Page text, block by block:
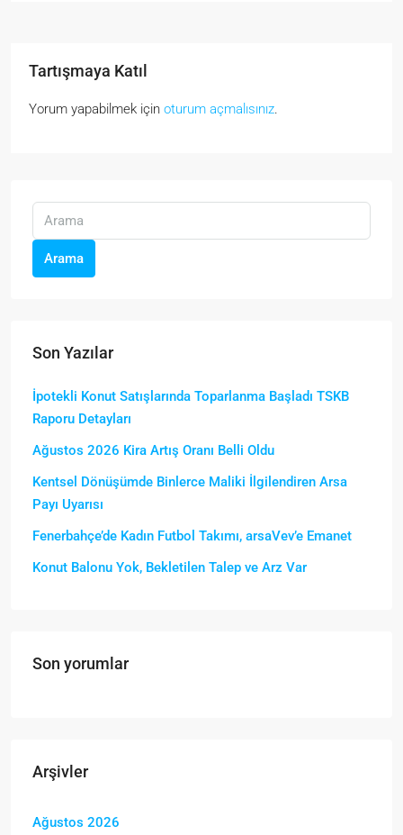
Tartışmaya Katıl
Yorum yapabilmek için oturum açmalısınız.
Arama
Son Yazılar
İpotekli Konut Satışlarında Toparlanma Başladı TSKB
Raporu Detayları
Ağustos 2026 Kira Artış Oranı Belli Oldu
Kentsel Dönüşümde Binlerce Maliki İlgilendiren Arsa
Payı Uyarısı
Fenerbahçe’de Kadın Futbol Takımı, arsaVev’e Emanet
Konut Balonu Yok, Bekletilen Talep ve Arz Var
Son yorumlar
Arşivler
Ağustos 2026